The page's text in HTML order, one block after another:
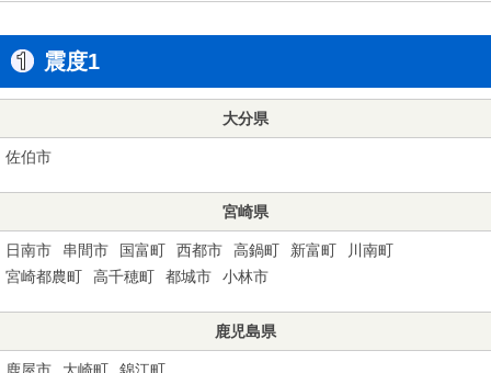
震度1
大分県
佐伯市
宮崎県
日南市 串間市 国富町 西都市 高鍋町 新富町
川南町
宮崎都農町
高千穂町 都城市 小林市
鹿児島県
鹿屋市 大崎町 錦江町